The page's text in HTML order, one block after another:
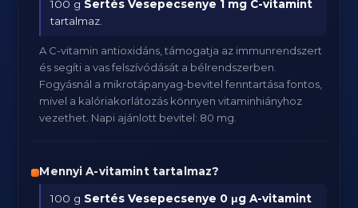
100 g Sertés Vesepecsenye 1 mg C-vitamint
tartalmaz.
A C-vitamin antioxidáns, támogatja az immunrendszert
és segíti a vas felszívódását a bélrendszerben.
Fogyásnál a mikrotápanyag-bevitel fenntartása fontos,
mivel a kalóriakorlátozás könnyen vitaminhiányhoz
vezethet. Napi ajánlott bevitel: 80 mg.
Mennyi A-vitamint tartalmaz?
100 g Sertés Vesepecsenye 0 μg A-vitamint